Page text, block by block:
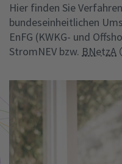
Hier finden Sie
bundeseinheitlichen
EnFG (KWKG- und
StromNEV bzw. BNetzA